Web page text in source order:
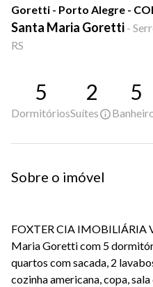
Goretti - Porto Alegre -
Santa Maria Goretti -
RS
5
Dormitórios
2
Suítes
5
Sobre o imóvel
FOXTER CIA IMOBILIÁRIA
Maria Goretti com 5
quartos com sacada, 2
cozinha americana, copa,